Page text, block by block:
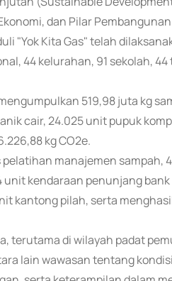
dan Pilar
"Yok Kita Gas" telah
44 kelurahan, 91 sekolah,
519,98 juta kg
cair, 24.025 unit pupuk
kg CO2e.
manajemen sampah,
kendaraan penunjang
kantong pilah, serta
terutama di wilayah padat
lain wawasan tentang